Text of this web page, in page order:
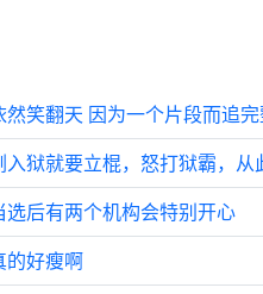
然笑翻天 因为一个片段而追
选后有两个机构会特别开心
的好瘦啊